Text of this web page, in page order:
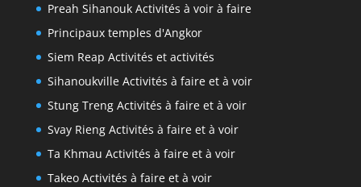
Preah Sihanouk Activités à voir à faire
Principaux temples d'Angkor
Siem Reap Activités et activités
Sihanoukville Activités à faire et à voir
Stung Treng Activités à faire et à voir
Svay Rieng Activités à faire et à voir
Ta Khmau Activités à faire et à voir
Takeo Activités à faire et à voir